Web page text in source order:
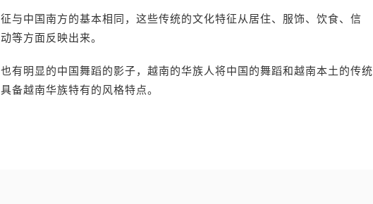
与中国南方的基本相同，这些传统的文化特征从居住、服饰、饮食、信
等方面反映出来。
有明显的中国舞蹈的影子，越南的华族人将中国的舞蹈和越南本土的传统
备越南华族特有的风格特点。